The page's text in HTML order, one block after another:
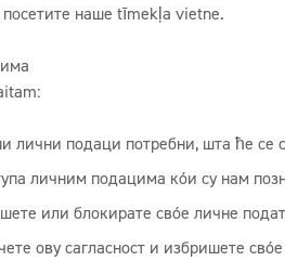
наше tīmekļa vietne.
лични подаци потребни, шта ће
личним подацима који су нам
или блокирате своје личне
ову сагласност и избришете